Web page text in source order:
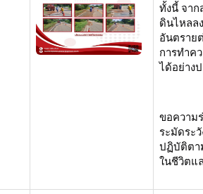
ทั้งนี้ จา
ดินไหลล
อันตราย
การทำค
ได้อย่าง
ขอความ
ระมัดระ
ปฏิบัติตา
ในชีวิตแ